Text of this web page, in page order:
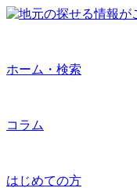
ホーム・検索
コラム
はじめての方